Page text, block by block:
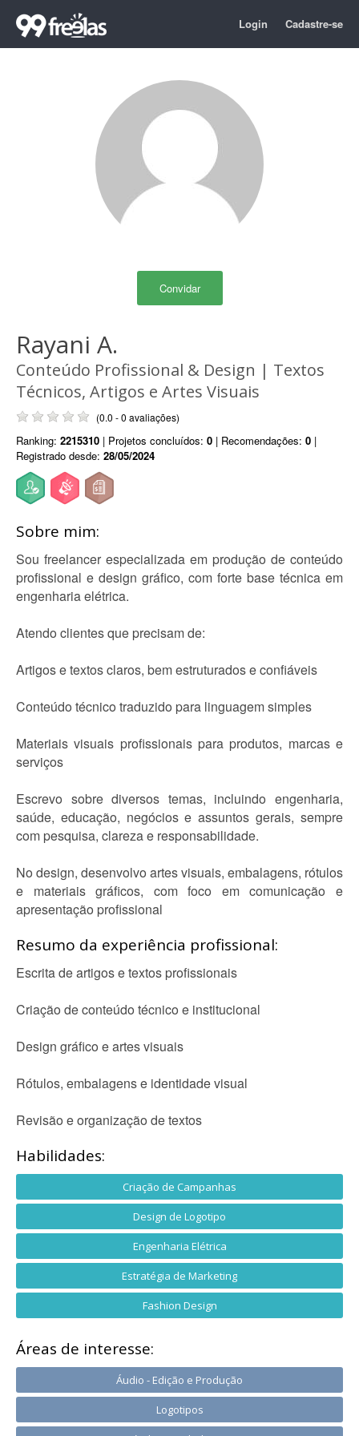
Login Cadastre-se
Convidar
Rayani A.
Conteúdo Profissional & Design | Textos
Técnicos, Artigos e Artes Visuais
(0.0 - 0 avaliações)
Ranking: 2215310 | Projetos concluídos: 0 | Recomendações: 0 |
Registrado desde: 28/05/2024
Sobre mim:
Sou freelancer especializada em produção de conteúdo
profissional e design gráfico, com forte base técnica em
engenharia elétrica.
Atendo clientes que precisam de:
Artigos e textos claros, bem estruturados e confiáveis
Conteúdo técnico traduzido para linguagem simples
Materiais visuais profissionais para produtos, marcas e
serviços
Escrevo sobre diversos temas, incluindo engenharia,
saúde, educação, negócios e assuntos gerais, sempre
com pesquisa, clareza e responsabilidade.
No design, desenvolvo artes visuais, embalagens, rótulos
e materiais gráficos, com foco em comunicação e
apresentação profissional
Resumo da experiência profissional:
Escrita de artigos e textos profissionais
Criação de conteúdo técnico e institucional
Design gráfico e artes visuais
Rótulos, embalagens e identidade visual
Revisão e organização de textos
Habilidades:
Criação de Campanhas
Design de Logotipo
Engenharia Elétrica
Estratégia de Marketing
Fashion Design
Áreas de interesse:
Áudio - Edição e Produção
Logotipos